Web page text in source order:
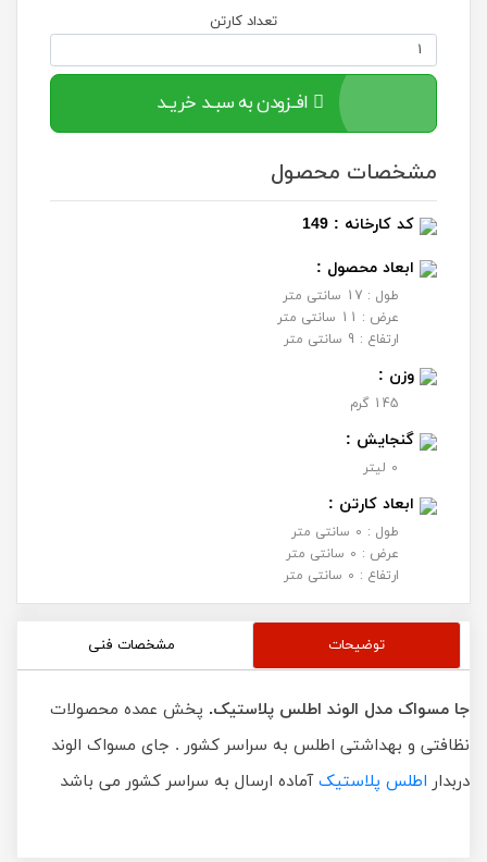
تعداد کارتن
افــزودن به سبــد خریــد
مشخصات محصول
کد کارخانه : 149
ابعاد محصول :
طول : 17 سانتی متر
عرض : 11 سانتی متر
ارتفاع : 9 سانتی متر
وزن :
145 گرم
گنجایش :
0 لیتر
ابعاد کارتن :
طول : 0 سانتی متر
عرض : 0 سانتی متر
ارتفاع : 0 سانتی متر
توضیحات مشخصات فنی
جا مسواک مدل الوند اطلس پلاستیک. پخش عمده محصولات
نظافتی و بهداشتی اطلس به سراسر کشور . جای مسواک الوند
دربدار اطلس پلاستیکآماده ارسال به سراسر کشور می باشد